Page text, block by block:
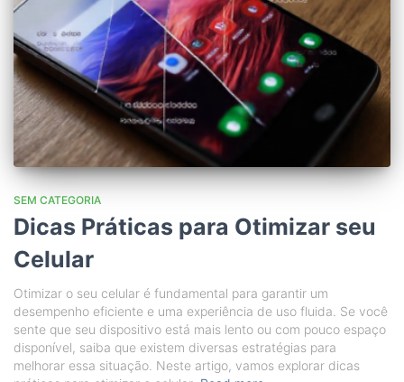
SEM CATEGORIA
Dicas Práticas para Otimizar seu
Celular
Otimizar o seu celular é fundamental para garantir um
desempenho eficiente e uma experiência de uso fluida. Se você
sente que seu dispositivo está mais lento ou com pouco espaço
disponível, saiba que existem diversas estratégias para
melhorar essa situação. Neste artigo, vamos explorar dicas